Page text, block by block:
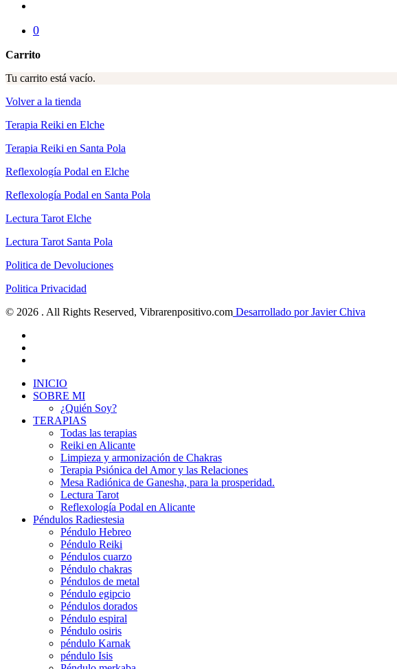
0
Carrito
Tu carrito está vacío.
Volver a la tienda
Terapia Reiki en Elche
Terapia Reiki en Santa Pola
Reflexología Podal en Elche
Reflexología Podal en Santa Pola
Lectura Tarot Elche
Lectura Tarot Santa Pola
Politica de Devoluciones
Politica Privacidad
© 2026 . All Rights Reserved, Vibrarenpositivo.com Desarrollado por Javier Chiva
INICIO
SOBRE MI
¿Quién Soy?
TERAPIAS
Todas las terapias
Reiki en Alicante
Limpieza y armonización de Chakras
Terapia Psiónica del Amor y las Relaciones
Mesa Radiónica de Ganesha, para la prosperidad.
Lectura Tarot
Reflexología Podal en Alicante
Péndulos Radiestesia
Péndulo Hebreo
Péndulo Reiki
Péndulos cuarzo
Péndulo chakras
Péndulos de metal
Péndulo egipcio
Péndulos dorados
Péndulo espiral
Péndulo osiris
péndulo Karnak
péndulo Isis